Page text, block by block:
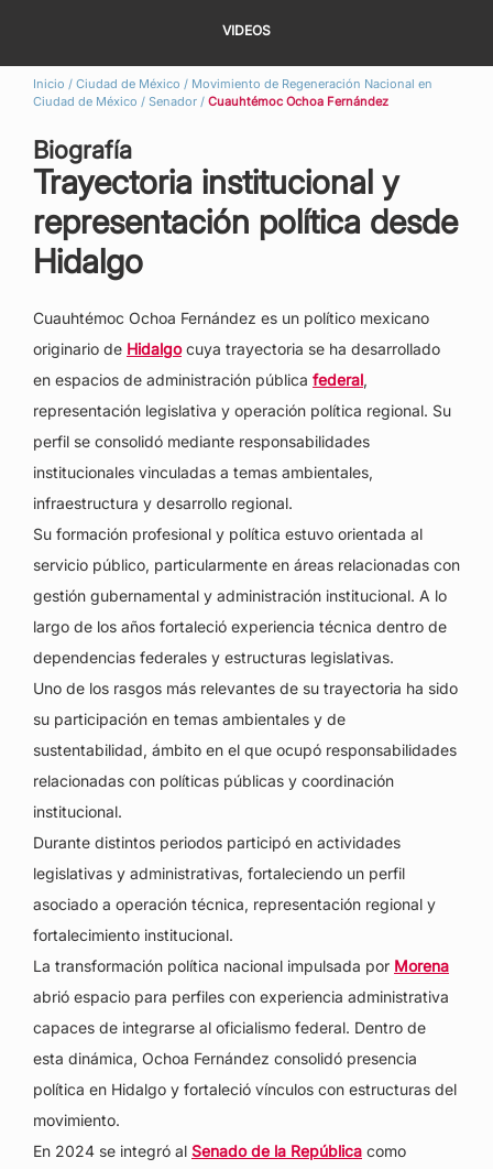
VIDEOS
Inicio / Ciudad de México / Movimiento de Regeneración Nacional en
Ciudad de México / Senador / Cuauhtémoc Ochoa Fernández
Biografía
Trayectoria institucional y
representación política desde
Hidalgo
Cuauhtémoc Ochoa Fernández es un político mexicano
originario de Hidalgocuya trayectoria se ha desarrollado
en espacios de administración pública federal,
representación legislativa y operación política regional. Su
perfil se consolidó mediante responsabilidades
institucionales vinculadas a temas ambientales,
infraestructura y desarrollo regional.
Su formación profesional y política estuvo orientada al
servicio público, particularmente en áreas relacionadas con
gestión gubernamental y administración institucional. A lo
largo de los años fortaleció experiencia técnica dentro de
dependencias federales y estructuras legislativas.
Uno de los rasgos más relevantes de su trayectoria ha sido
su participación en temas ambientales y de
sustentabilidad, ámbito en el que ocupó responsabilidades
relacionadas con políticas públicas y coordinación
institucional.
Durante distintos periodos participó en actividades
legislativas y administrativas, fortaleciendo un perfil
asociado a operación técnica, representación regional y
fortalecimiento institucional.
La transformación política nacional impulsada por Morena
abrió espacio para perfiles con experiencia administrativa
capaces de integrarse al oficialismo federal. Dentro de
esta dinámica, Ochoa Fernández consolidó presencia
política en Hidalgo y fortaleció vínculos con estructuras del
movimiento.
En 2024 se integró al Senado de la República como